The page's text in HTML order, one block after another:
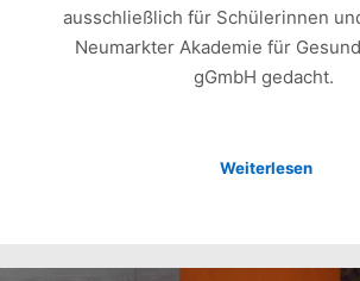
ausschließlich für Schülerinnen
Neumarkter Akademie für
gGmbH gedacht.
Weiterlesen